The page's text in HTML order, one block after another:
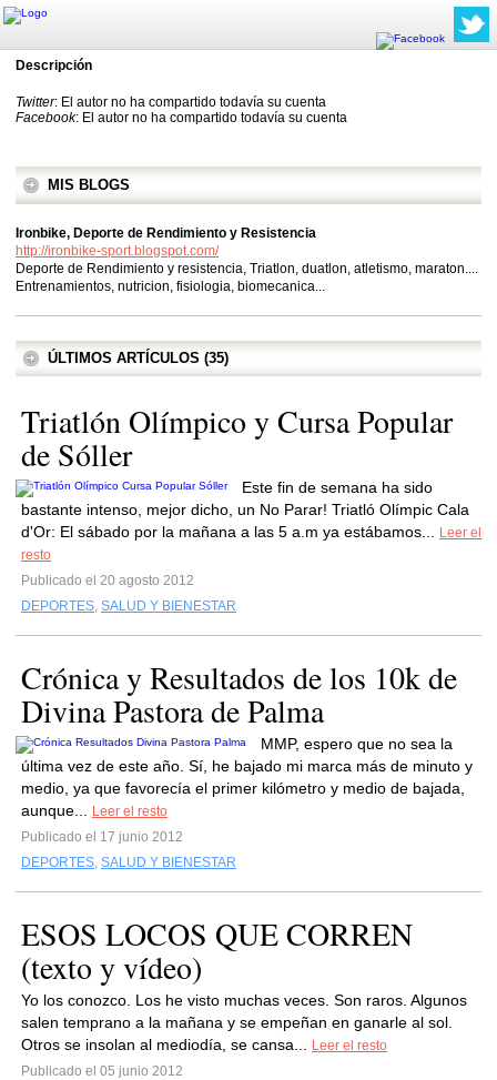
Descripción
Twitter: El autor no ha compartido todavía su cuenta
Facebook: El autor no ha compartido todavía su cuenta
MIS BLOGS
Ironbike, Deporte de Rendimiento y Resistencia
http://ironbike-sport.blogspot.com/
Deporte de Rendimiento y resistencia, Triatlon, duatlon, atletismo, maraton....
Entrenamientos, nutricion, fisiologia, biomecanica...
ÚLTIMOS ARTÍCULOS (35)
Triatlón Olímpico y Cursa Popular
de Sóller
Este fin de semana ha sido
bastante intenso, mejor dicho, un No Parar! Triatló Olímpic Cala
d'Or: El sábado por la mañana a las 5 a.m ya estábamos...
Leer el
resto
Publicado el 20 agosto 2012
DEPORTES, SALUD Y BIENESTAR
Crónica y Resultados de los 10k de
Divina Pastora de Palma
MMP, espero que no sea la
última vez de este año. Sí, he bajado mi marca más de minuto y
medio, ya que favorecía el primer kilómetro y medio de bajada,
aunque...
Leer el resto
Publicado el 17 junio 2012
DEPORTES, SALUD Y BIENESTAR
ESOS LOCOS QUE CORREN
(texto y vídeo)
Yo los conozco. Los he visto muchas veces. Son raros. Algunos
salen temprano a la mañana y se empeñan en ganarle al sol.
Otros se insolan al mediodía, se cansa...
Leer el resto
Publicado el 05 junio 2012